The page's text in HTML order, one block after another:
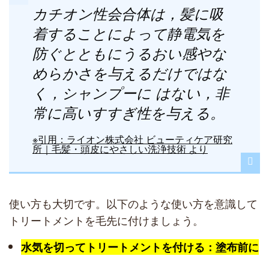
カチオン性会合体は，髪に吸
着することによって静電気を
防ぐとともにうるおい感やな
めらかさを与えるだけではな
く，シャンプーに はない，非
常に高いすすぎ性を与える。
※引用：ライオン株式会社 ビューティケア研究
所｜毛髪・頭皮にやさしい洗浄技術 より
使い方も大切です。以下のような使い方を意識して
トリートメントを毛先に付けましょう。
水気を切ってトリートメントを付ける：塗布前に